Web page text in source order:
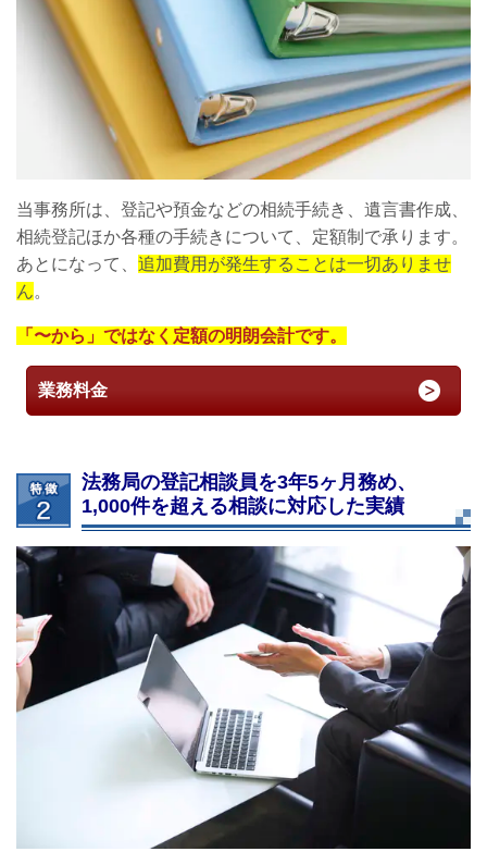
当事務所は、登記や預金などの相続手続き、遺言書作成、
相続登記ほか各種の手続きについて、定額制で承ります。
あとになって、 追加費用が発生することは一切ありませ
ん。
「〜から」ではなく定額の明朗会計です。
業務料金
法務局の登記相談員を3年5ヶ月務め、
1,000件を超える相談に対応した実績